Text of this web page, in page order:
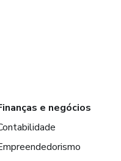
e negócios